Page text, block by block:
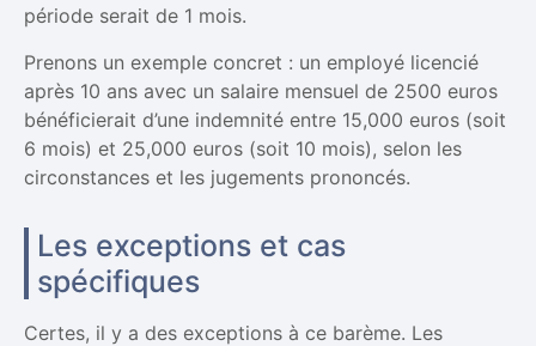
période serait de 1 mois.
Prenons un exemple concret : un employé licencié
après 10 ans avec un salaire mensuel de 2500 euros
bénéficierait d’une indemnité entre 15,000 euros (soit
6 mois) et 25,000 euros (soit 10 mois), selon les
circonstances et les jugements prononcés.
Les exceptions et cas
spécifiques
Certes, il y a des exceptions à ce barème. Les